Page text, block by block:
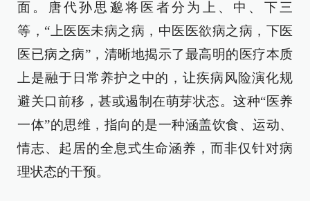
面。唐代孙思邈将医者分为上、中、下三
等，“上医医未病之病，中医医欲病之病，下医
医已病之病”，清晰地揭示了最高明的医疗本质
上是融于日常养护之中的，让疾病风险演化规
避关口前移，甚或遏制在萌芽状态。这种“医养
一体”的思维，指向的是一种涵盖饮食、运动、
情志、起居的全息式生命涵养，而非仅针对病
理状态的干预。